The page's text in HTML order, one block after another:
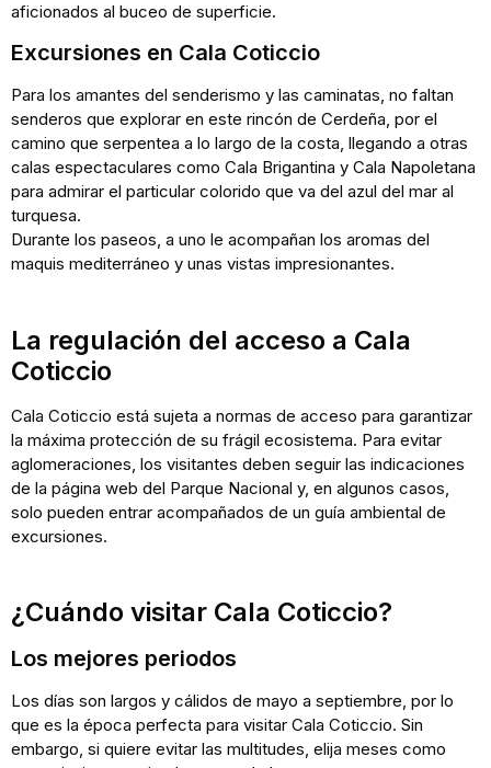
aficionados al buceo de superficie.
Excursiones en Cala Coticcio
Para los amantes del senderismo y las caminatas, no faltan
senderos que explorar en este rincón de Cerdeña, por el
camino que serpentea a lo largo de la costa, llegando a otras
calas espectaculares como Cala Brigantina y Cala Napoletana
para admirar el particular colorido que va del azul del mar al
turquesa.
Durante los paseos, a uno le acompañan los aromas del
maquis mediterráneo y unas vistas impresionantes.
La regulación del acceso a Cala
Coticcio
Cala Coticcio está sujeta a normas de acceso para garantizar
la máxima protección de su frágil ecosistema. Para evitar
aglomeraciones, los visitantes deben seguir las indicaciones
de la página web del Parque Nacional y, en algunos casos,
solo pueden entrar acompañados de un guía ambiental de
excursiones.
¿Cuándo visitar Cala Coticcio?
Los mejores periodos
Los días son largos y cálidos de mayo a septiembre, por lo
que es la época perfecta para visitar Cala Coticcio. Sin
embargo, si quiere evitar las multitudes, elija meses como